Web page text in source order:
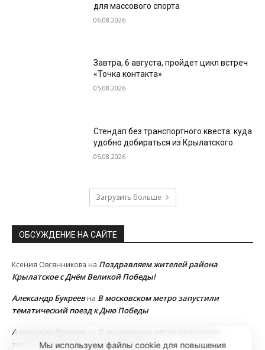
для массового спорта
06.08.2026
Завтра, 6 августа, пройдет цикл встреч
«Точка контакта»
05.08.2026
Стендап без транспортного квеста: куда
удобно добираться из Крылатского
05.08.2026
Загрузить больше
ОБСУЖДЕНИЕ НА САЙТЕ
Ксения Овсянникова на Поздравляем жителей района
Крылатское с Днём Великой Победы!
Александр Букреевна В московском метро запустили
тематический поезд к Дню Победы
Александр Букреев
В московском метро запустили
тематический поезд к Дню Победы
Мы используем файлы cookie для повышения